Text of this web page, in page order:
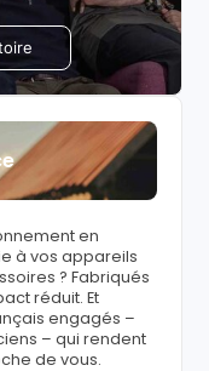
en
à vos appareils
? Fabriqués
réduit. Et
engagés –
– qui rendent
de vous.